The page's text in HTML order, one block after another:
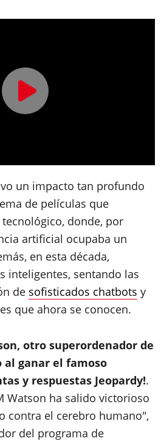
un impacto tan profundo
de películas que
donde, por
artificial ocupaba un
en esta década,
inteligentes, sentando las
de sofisticados chatbots y
que ahora se conocen.
otro superordenador de
ganar el famoso
y respuestas Jeopardy!.
Watson ha salido victorioso
contra el cerebro humano",
del programa de